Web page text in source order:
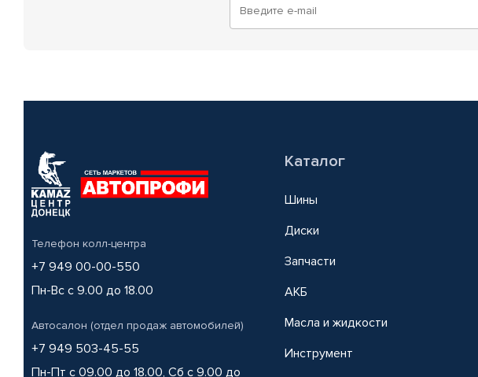
Телефон колл-центра
+7 949 00-00-550
Пн-Вс с 9.00 до 18.00
Автосалон (отдел продаж автомобилей)
+7 949 503-45-55
Пн-Пт с 09.00 до 18.00, Сб с 9.00 до
Каталог
Шины
Диски
Запчасти
АКБ
Масла и жидкости
Инструмент